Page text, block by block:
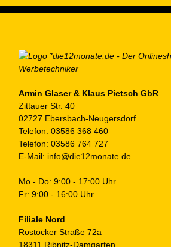
Armin Glaser & Klaus Pietsch GbR
Zittauer Str. 40
02727 Ebersbach-Neugersdorf
Telefon: 03586 368 460
Telefon: 03586 764 727
E-Mail: info@die12monate.de
Mo - Do: 9:00 - 17:00 Uhr
Fr: 9:00 - 16:00 Uhr
Filiale Nord
Rostocker Straße 72a
18311 Ribnitz-Damgarten